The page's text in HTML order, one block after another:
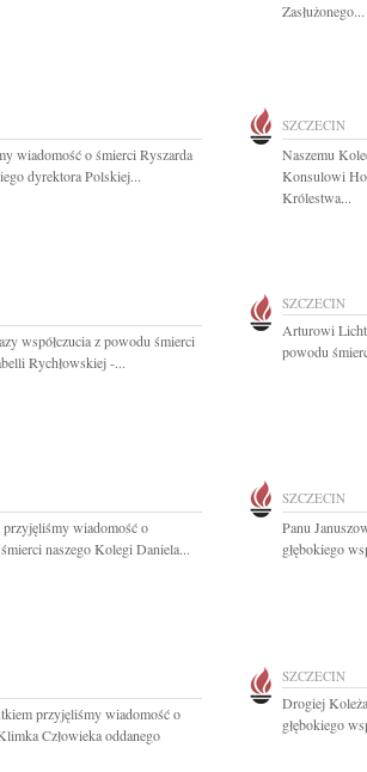
Zasłużonego...
wiadomość o śmierci Ryszarda
dyrektora Polskiej...
SZCZECIN
Naszemu
Konsulowi
Królestwa...
współczucia z powodu śmierci
Rychłowskiej -...
SZCZECIN
Arturowi
powodu
przyjęliśmy wiadomość o
naszego Kolegi Daniela...
SZCZECIN
Panu
głębokiego
przyjęliśmy wiadomość o
Człowieka oddanego
SZCZECIN
Drogiej
głębokiego